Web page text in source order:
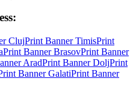
ClujPrint BannerTimisPrint
Print BannerBrasovPrint Banner
AradPrint BannerDoljPrint
BannerGalatiPrint Banner